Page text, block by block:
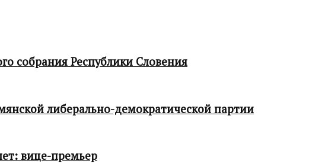
собрания Республики Словения
либерально-демократической партии
вице-премьер